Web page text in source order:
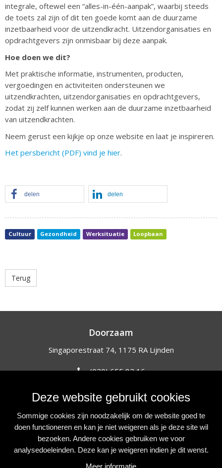
integrale, oftewel een “alles-in-één-aanpak”, waarbij steeds
de toets zal zijn of dit ten goede komt aan de duurzame
inzetbaarheid voor de uitzendkracht. Uitzendorganisaties en
opdrachtgevers zijn onmisbaar bij deze aanpak.
Hoe doen we dit?
Met praktische informatie, instrumenten, producten,
vergoedingen en activiteiten ondersteunen we
uitzendkrachten, uitzendorganisaties en opdrachtgevers,
zodat zij zelf kunnen werken aan de duurzame inzetbaarheid
van uitzendkrachten.
Neem gerust een kijkje op onze website en laat je inspireren.
Het persbericht (PDF) vind je hier.
delen delen
Cultuur Gezondheid Werksituatie Loopbaan
Terug
Doorzaam
Singaporestraat 74, 1175 RA Lijnden
(020) 655 82 16
NIEUWSBRIEF
Blijf op de hoogte van onze initiatieven, acties en projecten.
Inschrijven
Deze website gebruikt cookies
Sommige cookies zijn noodzakelijk om de website goed te
doen functioneren en kan je niet weigeren als je deze site wil
bezoeken. Andere cookies gebruiken we voor
analysedoeleinden. Deze kan je weigeren indien je dit wenst.
Meer informatie